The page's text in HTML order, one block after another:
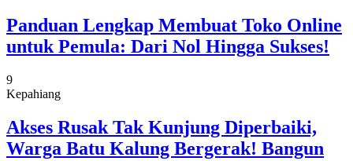
Panduan Lengkap Membuat Toko Online
untuk Pemula: Dari Nol Hingga Sukses!
9
Kepahiang
Akses Rusak Tak Kunjung Diperbaiki,
Warga Batu Kalung Bergerak! Bangun